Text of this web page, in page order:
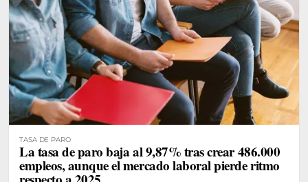
TASA DE PARO
La tasa de paro baja al 9,87% tras crear 486.000
empleos, aunque el mercado laboral pierde ritmo